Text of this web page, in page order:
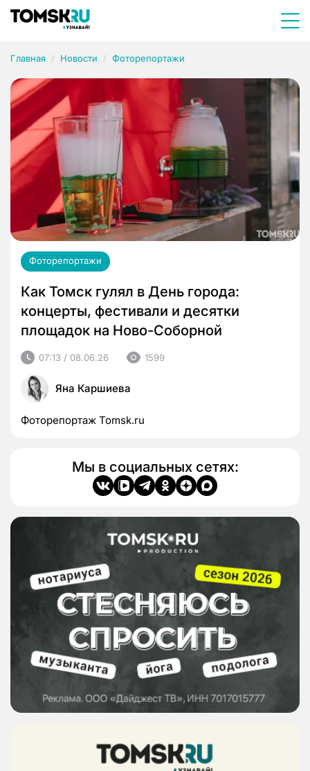
Главная Новости Фоторепортажи
Фоторепортажи
Как Томск гулял в День города:
концерты, фестивали и десятки
площадок на Ново-Соборной
07:13 / 08.06.26 1599
Яна Каршиева
Фоторепортаж Tomsk.ru
Мы в социальных сетях: